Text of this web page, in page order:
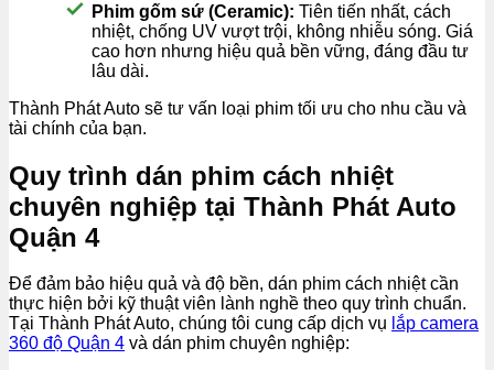
Phim gốm sứ (Ceramic): Tiên tiến nhất, cách
nhiệt, chống UV vượt trội, không nhiễu sóng. Giá
cao hơn nhưng hiệu quả bền vững, đáng đầu tư
lâu dài.
Thành Phát Auto sẽ tư vấn loại phim tối ưu cho nhu cầu và
tài chính của bạn.
Quy trình dán phim cách nhiệt
chuyên nghiệp tại Thành Phát Auto
Quận 4
Để đảm bảo hiệu quả và độ bền, dán phim cách nhiệt cần
thực hiện bởi kỹ thuật viên lành nghề theo quy trình chuẩn.
Tại Thành Phát Auto, chúng tôi cung cấp dịch vụ lắp camera
360 độ Quận 4 và dán phim chuyên nghiệp: